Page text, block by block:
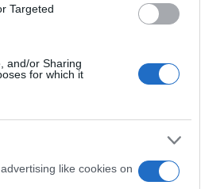
Targeted
and/or Sharing
for which it
like cookies on
un
possa
ha un
futuro.
Il ricordo /Le radici
Una domenica di
casa a Pàvana, tra
gara di disegni con